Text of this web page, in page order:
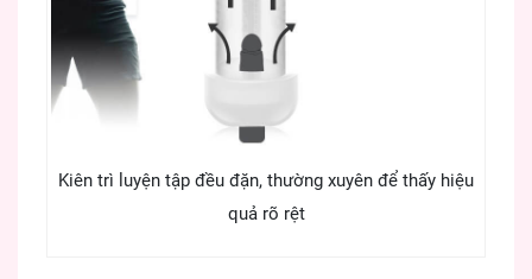
Kiên trì luyện tập đều đặn, thường xuyên để thấy hiệu
quả rõ rệt